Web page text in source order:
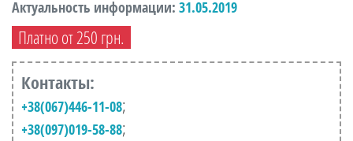
Актуальность информации: 31.05.2019
Платно от 250 грн.
Контакты:
+38(067)446-11-08;
+38(097)019-58-88;